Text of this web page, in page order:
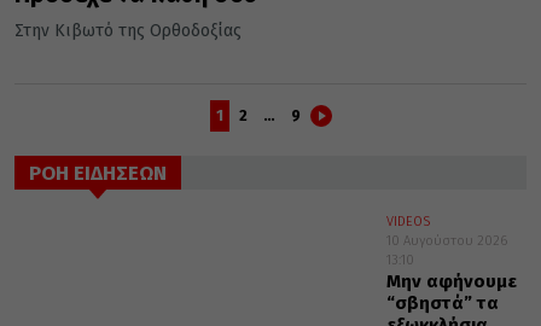
Στην Κιβωτό της Ορθοδοξίας
1 2 … 9
ΡΟΗ ΕΙΔΗΣΕΩΝ
VIDEOS
10 Αυγούστου 2026
13:10
Μην αφήνουμε
“σβηστά” τα